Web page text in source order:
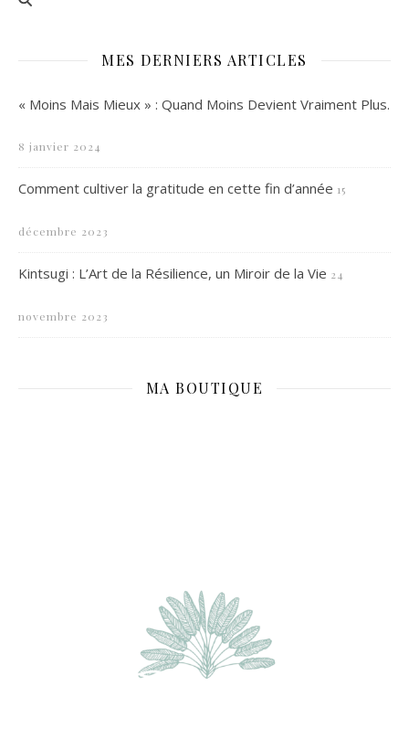
MES DERNIERS ARTICLES
« Moins Mais Mieux » : Quand Moins Devient Vraiment Plus.
8 janvier 2024
Comment cultiver la gratitude en cette fin d’année 15
décembre 2023
Kintsugi : L’Art de la Résilience, un Miroir de la Vie 24
novembre 2023
MA BOUTIQUE